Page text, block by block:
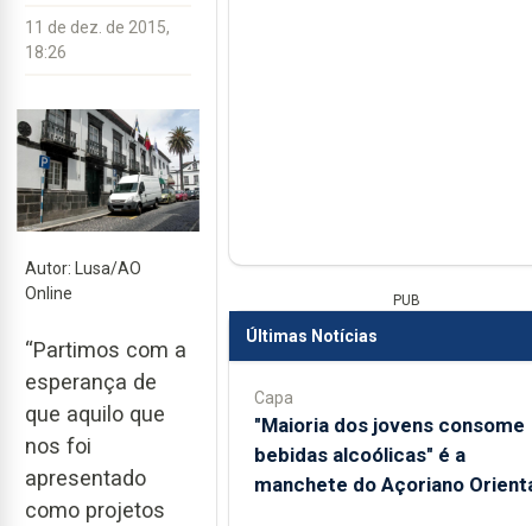
11 de dez. de 2015,
18:26
Autor: Lusa/AO
Online
“Partimos com a
esperança de
que aquilo que
nos foi
apresentado
como projetos
PUB
Últimas Notícias
Capa
"Maioria dos jovens consome
bebidas alcoólicas" é a
manchete do Açoriano